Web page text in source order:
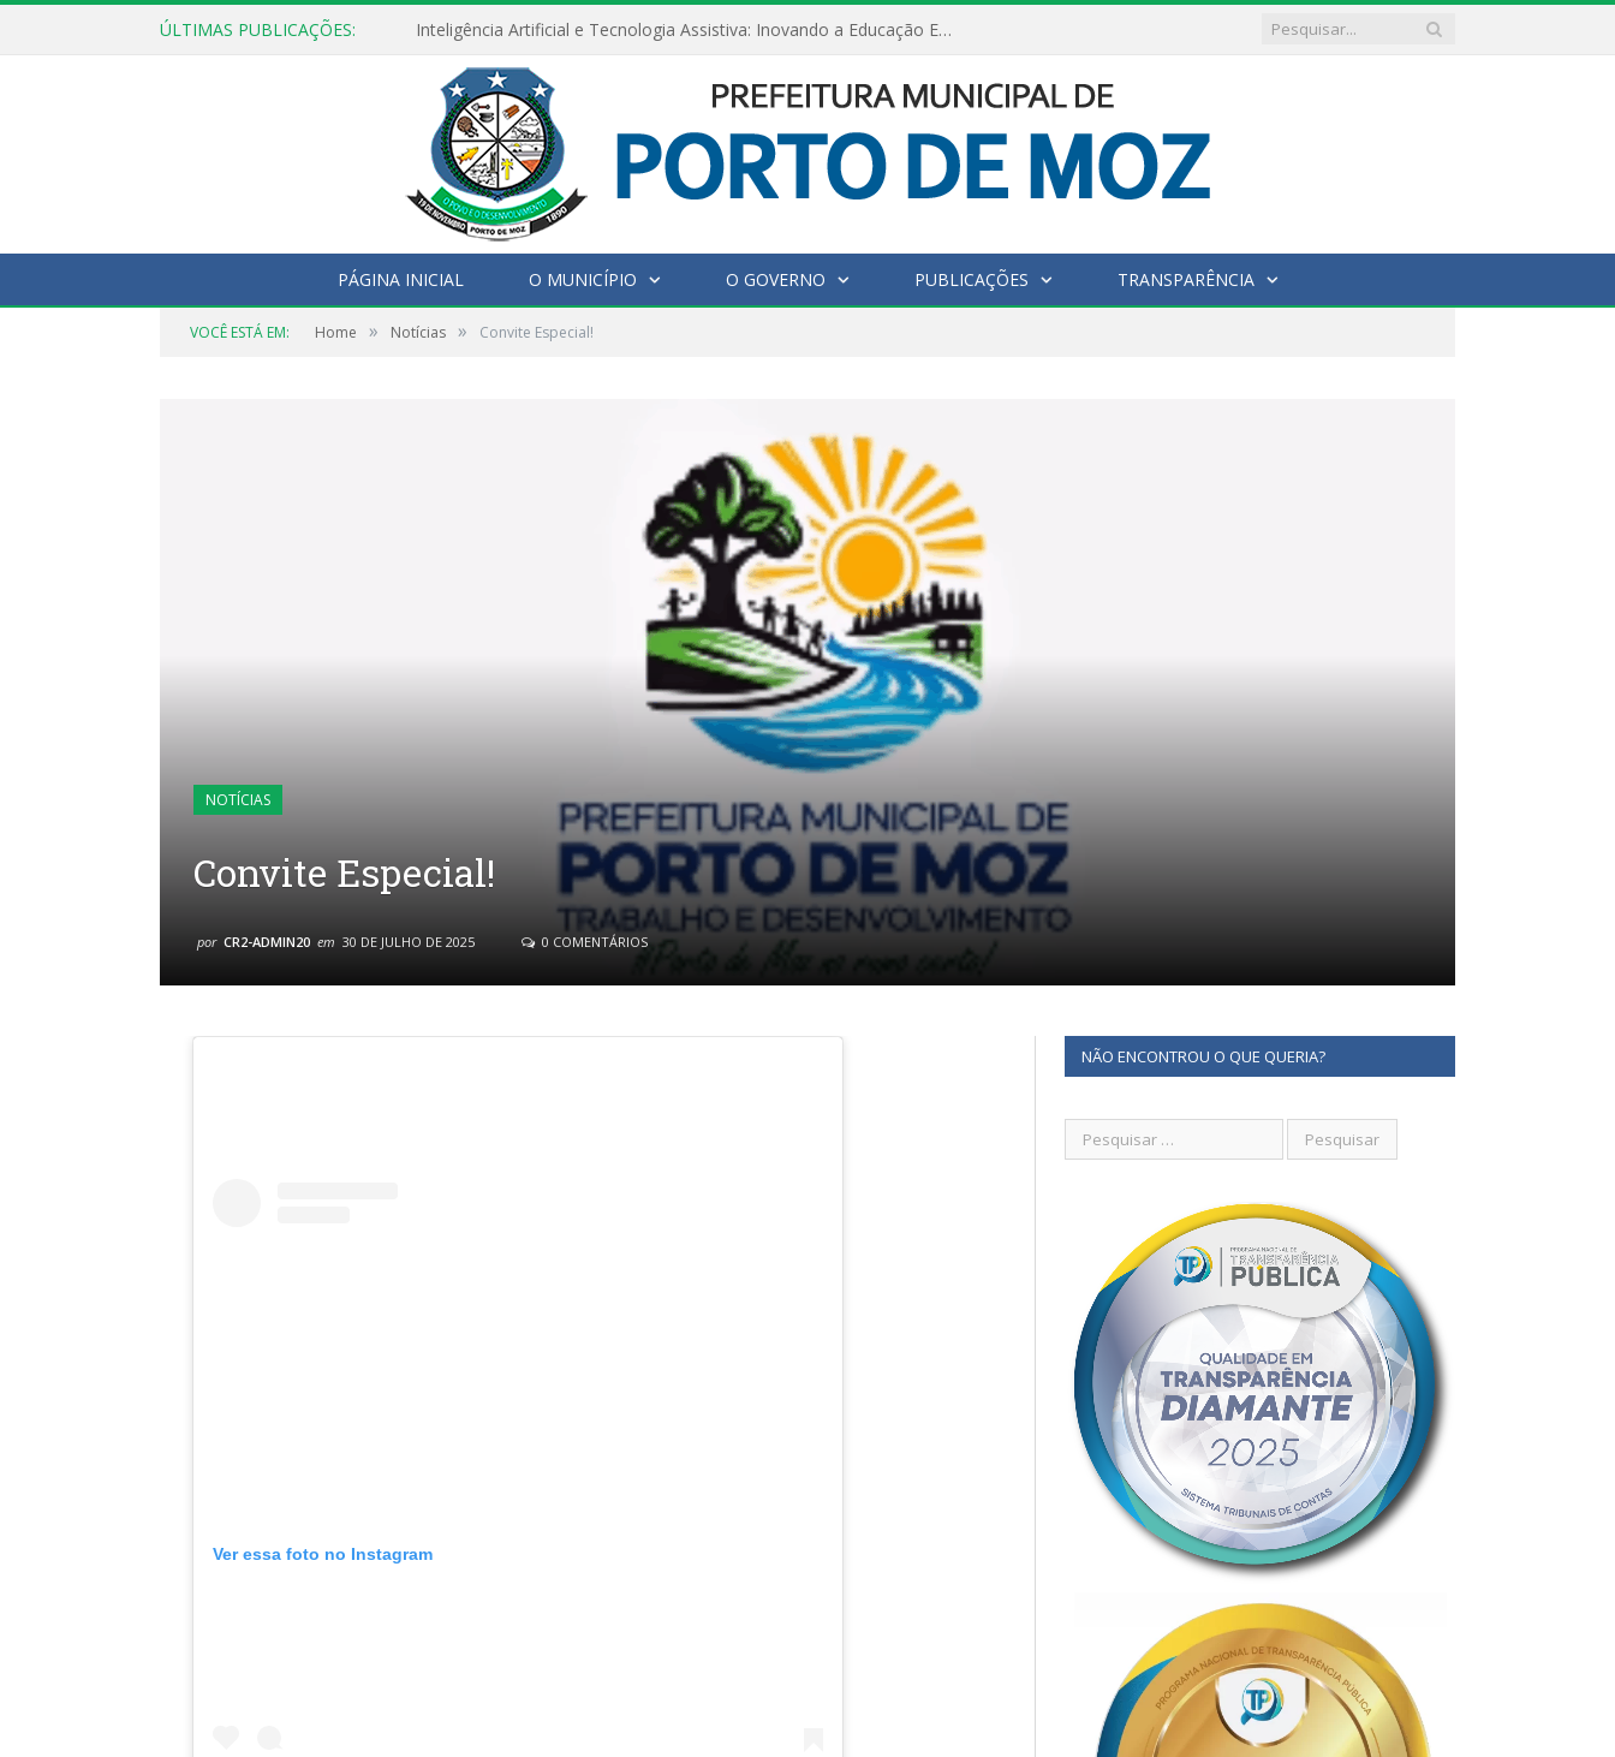
ÚLTIMAS PUBLICAÇÕES: Inteligência Artificial e Tecnologia Assistiva: Inovando a Educação Especial e Inclusiva
PÁGINA INICIAL O MUNICÍPIO O GOVERNO PUBLICAÇÕES TRANSPARÊNCIA
VOCÊ ESTÁ EM: Home » Notícias » Convite Especial!
NOTÍCIAS
Convite Especial!
por CR2-ADMIN20 em 30 DE JULHO DE 2025 0 COMENTÁRIOS
Ver essa foto no Instagram
NÃO ENCONTROU O QUE QUERIA?